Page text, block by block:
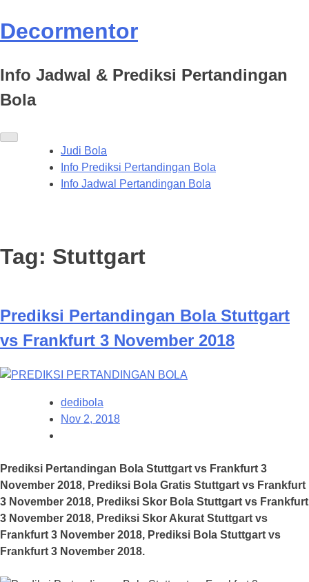
Decormentor
Info Jadwal & Prediksi Pertandingan
Bola
Judi Bola
Info Prediksi Pertandingan Bola
Info Jadwal Pertandingan Bola
Tag: Stuttgart
Prediksi Pertandingan Bola Stuttgart
vs Frankfurt 3 November 2018
dedibola
Nov 2, 2018
Prediksi Pertandingan Bola Stuttgart vs Frankfurt 3
November 2018, Prediksi Bola Gratis Stuttgart vs Frankfurt
3 November 2018, Prediksi Skor Bola Stuttgart vs Frankfurt
3 November 2018, Prediksi Skor Akurat Stuttgart vs
Frankfurt 3 November 2018, Prediksi Bola Stuttgart vs
Frankfurt 3 November 2018.